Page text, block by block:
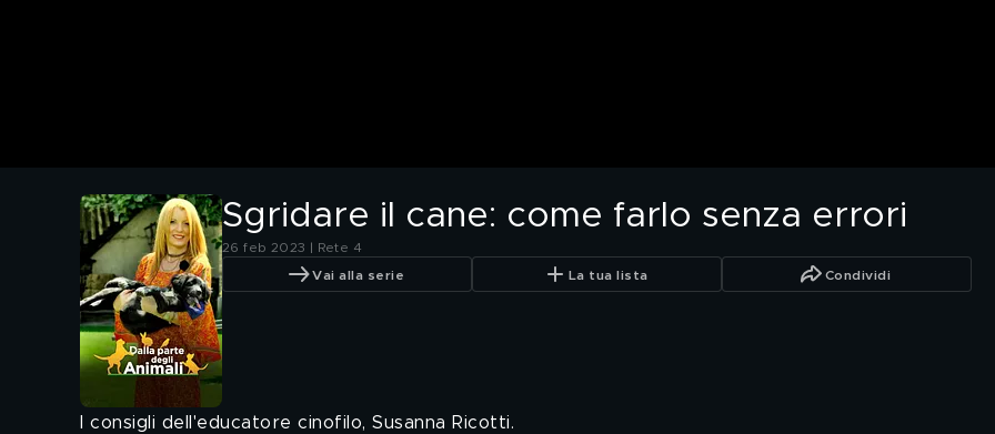
Sgridare il cane: come farlo senza errori
26 feb 2023 | Rete 4
Vai alla serie La tua lista Condividi
I consigli dell'educatore cinofilo, Susanna Ricotti.